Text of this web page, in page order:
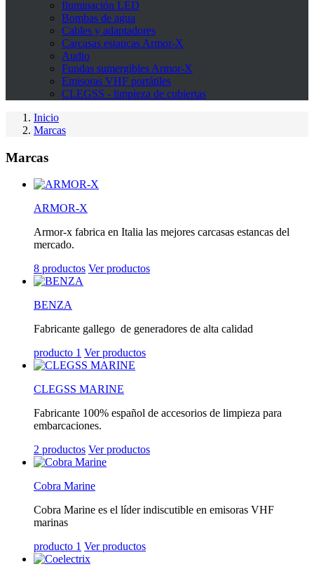
Iluminación LED
Bombas de agua
Cables y adaptadores
Carcasas estancas Armor-X
Audio
Fundas sumergibles Armor-X
Emisoras VHF portátiles
CLEGSS - limpieza de cubiertas
Inicio
Marcas
Marcas
ARMOR-X
Armor-x fabrica en Italia las mejores carcasas estancas del
mercado.
8 productos Ver productos
BENZA
Fabricante gallego de generadores de alta calidad
producto 1 Ver productos
CLEGSS MARINE
Fabricante 100% español de accesorios de limpieza para
embarcaciones.
2 productos Ver productos
Cobra Marine
Cobra Marine es el líder indiscutible en emisoras VHF
marinas
producto 1 Ver productos